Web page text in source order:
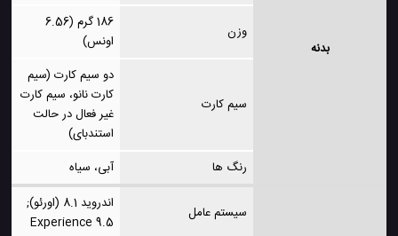
بدنه
وزن
186 گرم (6.56
اونس)
سیم کارت
دو سیم کارت (سیم
کارت نانو، سیم کارت
غیر فعال در حالت
استندبای)
رنگ ها
آبی، سیاه
سیستم عامل
اندروید 8.1 (اورئو);
Experience 9.5